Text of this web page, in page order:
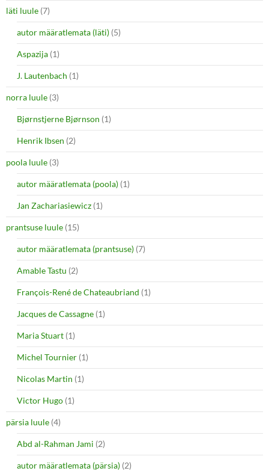
läti luule (7)
autor määratlemata (läti) (5)
Aspazija (1)
J. Lautenbach (1)
norra luule (3)
Bjørnstjerne Bjørnson (1)
Henrik Ibsen (2)
poola luule (3)
autor määratlemata (poola) (1)
Jan Zachariasiewicz (1)
prantsuse luule (15)
autor määratlemata (prantsuse) (7)
Amable Tastu (2)
François-René de Chateaubriand (1)
Jacques de Cassagne (1)
Maria Stuart (1)
Michel Tournier (1)
Nicolas Martin (1)
Victor Hugo (1)
pärsia luule (4)
Abd al-Rahman Jami (2)
autor määratlemata (pärsia) (2)